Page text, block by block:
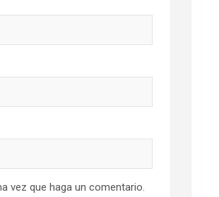
vez que haga un comentario.